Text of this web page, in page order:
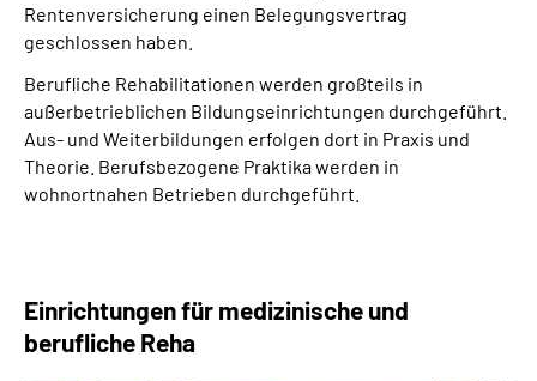
Rentenversicherung einen Belegungsvertrag
geschlossen haben.
Berufliche Rehabilitationen werden großteils in
außerbetrieblichen Bildungseinrichtungen durchgeführt.
Aus- und Weiterbildungen erfolgen dort in Praxis und
Theorie. Berufsbezogene Praktika werden in
wohnortnahen Betrieben durchgeführt.
Einrichtungen für medizinische und
berufliche Reha